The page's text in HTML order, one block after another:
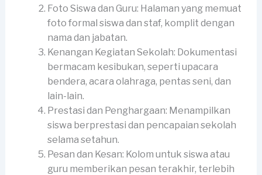
Foto Siswa dan Guru: Halaman yang memuat
foto formal siswa dan staf, komplit dengan
nama dan jabatan.
Kenangan Kegiatan Sekolah: Dokumentasi
bermacam kesibukan, seperti upacara
bendera, acara olahraga, pentas seni, dan
lain-lain.
Prestasi dan Penghargaan: Menampilkan
siswa berprestasi dan pencapaian sekolah
selama setahun.
Pesan dan Kesan: Kolom untuk siswa atau
guru memberikan pesan terakhir, terlebih